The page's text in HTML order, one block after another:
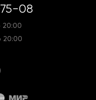
75-08
20:00
20:00